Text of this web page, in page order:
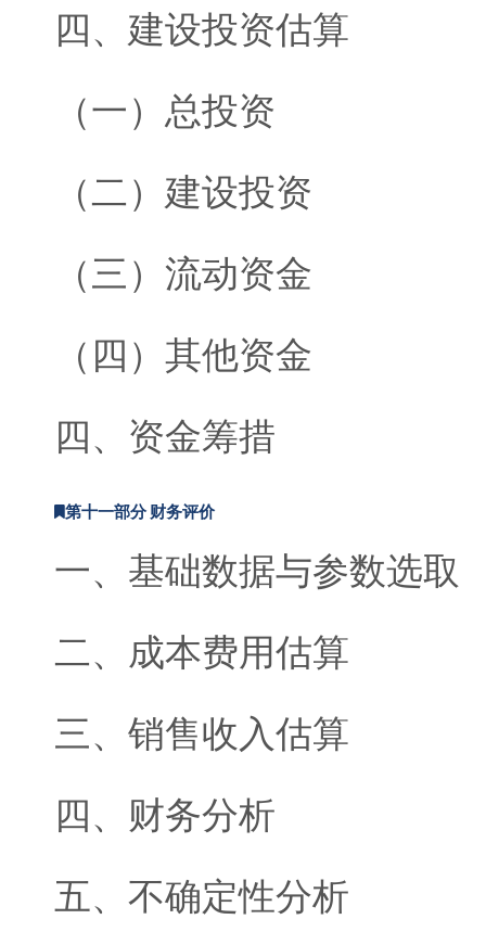
四、建设投资估算
（一）总投资
（二）建设投资
（三）流动资金
（四）其他资金
四、资金筹措
第十一部分 财务评价
一、基础数据与参数选取
二、成本费用估算
三、销售收入估算
四、财务分析
五、不确定性分析